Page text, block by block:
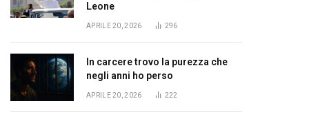
Leone
APRILE 20, 2026 296
In carcere trovo la purezza che
negli anni ho perso
APRILE 20, 2026 222